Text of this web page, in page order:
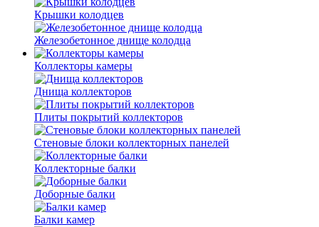
Крышки колодцев
Железобетонное днище колодца
Коллекторы камеры
Днища коллекторов
Плиты покрытий коллекторов
Стеновые блоки коллекторных панелей
Коллекторные балки
Доборные балки
Балки камер